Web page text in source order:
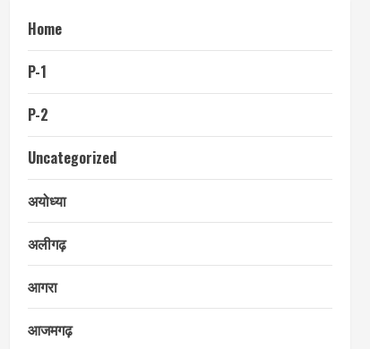
Home
P-1
P-2
Uncategorized
अयोध्या
अलीगढ़
आगरा
आजमगढ़